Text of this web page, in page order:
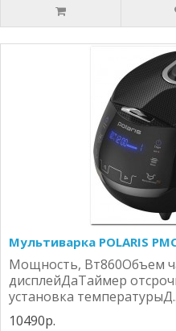
Мультиварка POLARIS
Мощность, Вт860Объем
дисплейДаТаймер
установка температурыД..
10490р.